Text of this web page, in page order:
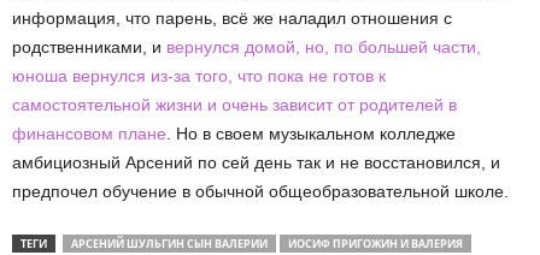
информация, что парень, всё же наладил отношения с
родственниками, и вернулся домой, но, по большей части,
юноша вернулся из-за того, что пока не готов к
самостоятельной жизни и очень зависит от родителей в
финансовом плане . Но в своем музыкальном колледже
амбициозный Арсений по сей день так и не восстановился, и
предпочел обучение в обычной общеобразовательной школе.
ТЕГИ АРСЕНИЙ ШУЛЬГИН СЫН ВАЛЕРИИ ИОСИФ ПРИГОЖИН И ВАЛЕРИЯ